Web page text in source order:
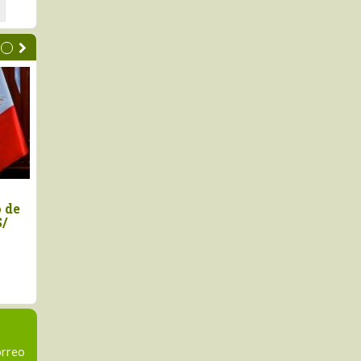
saluda anuncios de
Keiko Fujimori